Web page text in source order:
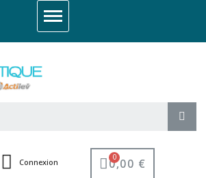
Connexion 0,00 €